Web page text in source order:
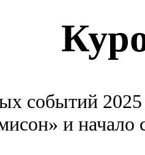
событий
и начало